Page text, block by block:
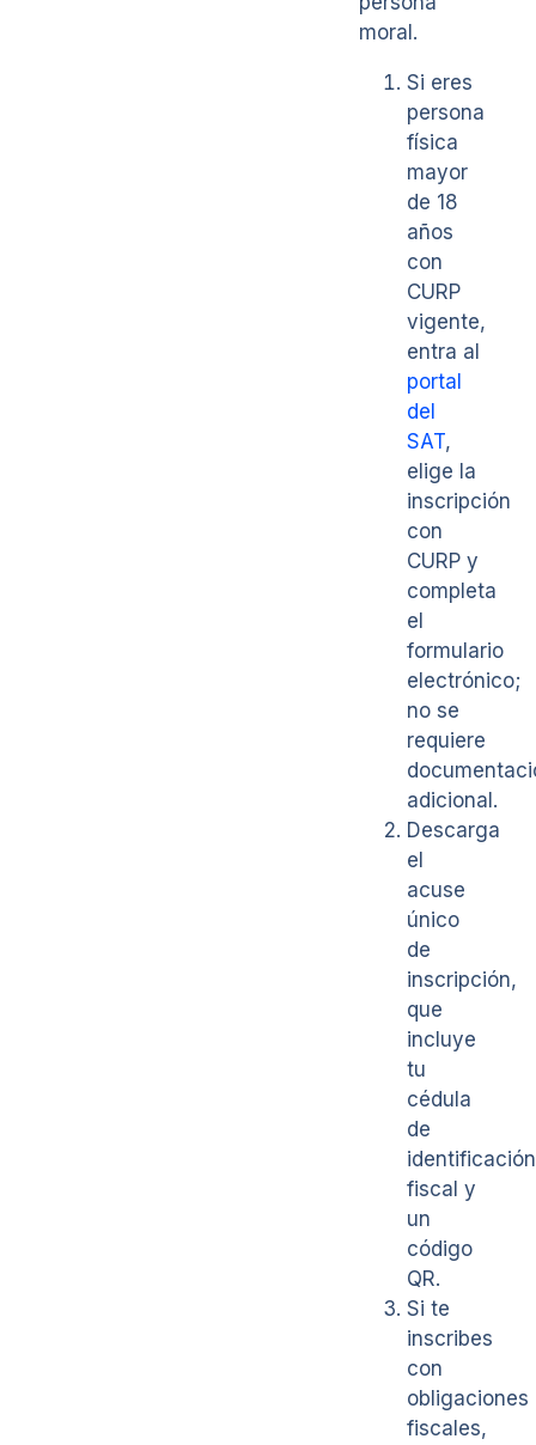
moral.
Si eres
persona
física
mayor
de 18
años
con
CURP
vigente,
entra al
portal
del
SAT,
elige la
inscripción
con
CURP y
completa
el
formulario
electrónico;
no se
requiere
adicional.
Descarga
el
acuse
único
de
inscripción,
que
incluye
tu
cédula
de
identificación
fiscal y
un
código
QR.
Si te
inscribes
con
obligaciones
fiscales,